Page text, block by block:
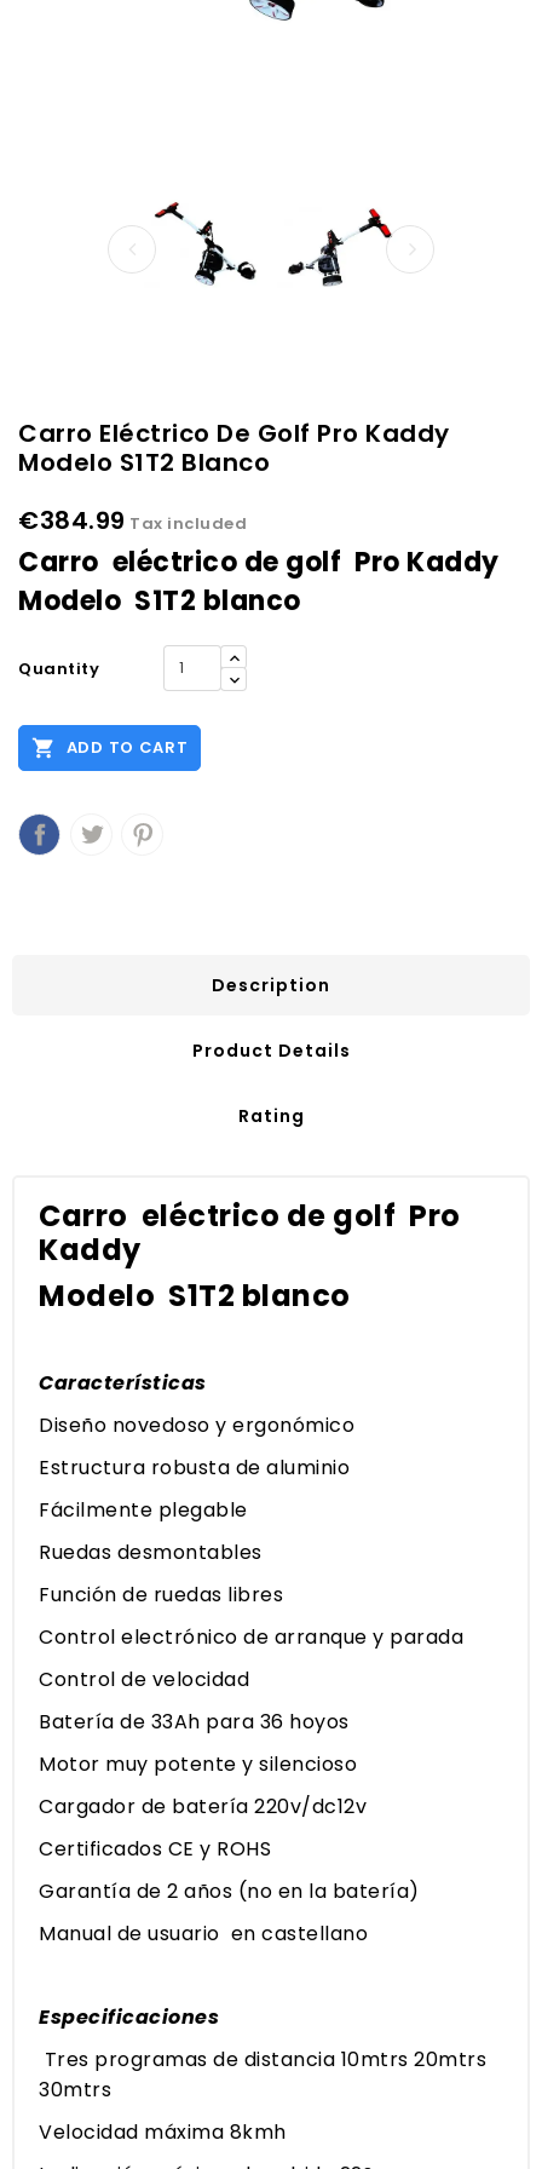
Carro Eléctrico De Golf Pro Kaddy
Modelo S1T2 Blanco
€384.99 Tax included
Carro eléctrico de golf Pro Kaddy
Modelo S1T2 blanco
Quantity
 ADD TO CART
Description
Product Details
Rating
Carro eléctrico de golf Pro
Kaddy
Modelo S1T2 blanco
Características
Diseño novedoso y ergonómico
Estructura robusta de aluminio
Fácilmente plegable
Ruedas desmontables
Función de ruedas libres
Control electrónico de arranque y parada
Control de velocidad
Batería de 33Ah para 36 hoyos
Motor muy potente y silencioso
Cargador de batería 220v/dc12v
Certificados CE y ROHS
Garantía de 2 años (no en la batería)
Manual de usuario en castellano
Especificaciones
Tres programas de distancia 10mtrs 20mtrs
30mtrs
Velocidad máxima 8kmh